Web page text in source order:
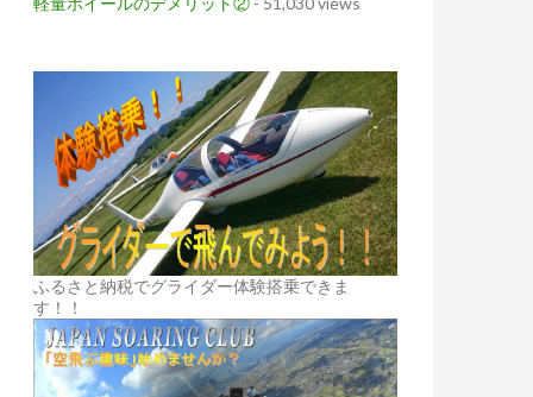
ふるさと納税でグライダー体験搭乗できま
す！！